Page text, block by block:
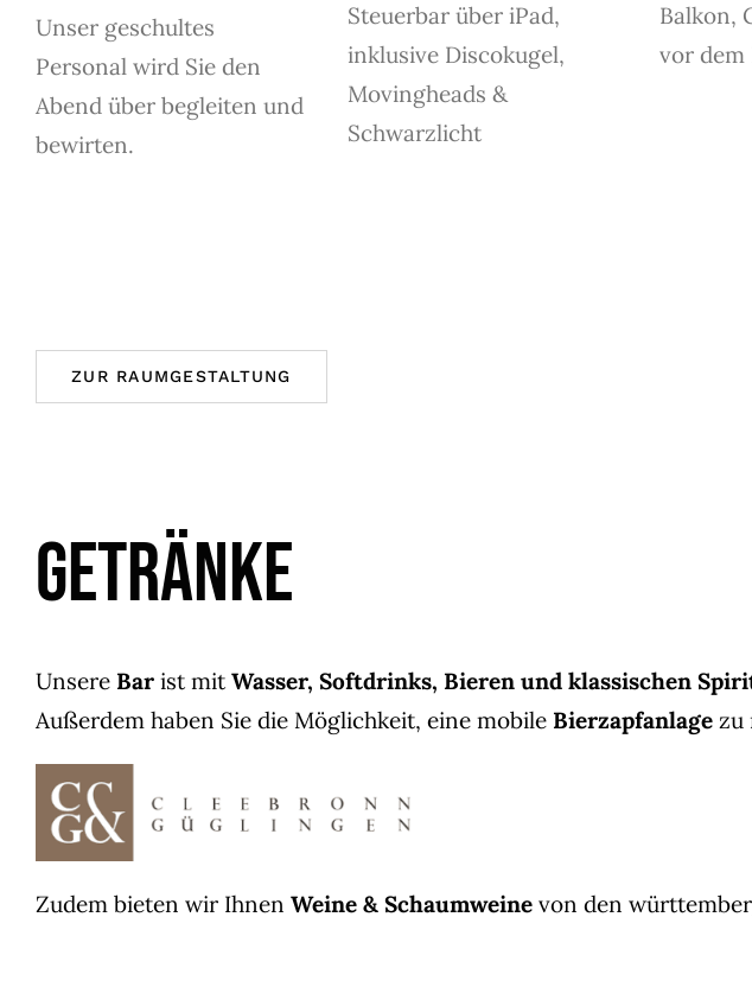
Unser geschultes
Personal wird Sie den
Abend über begleiten und
bewirten.
Steuerbar über iPad,
inklusive Discokugel,
Movingheads &
Schwarzlicht
Balkon,
vor dem
ZUR RAUMGESTALTUNG
Getränke
Unsere Bar ist mit Wasser, Softdrinks, Bieren und klassischen
Außerdem haben Sie die Möglichkeit, eine mobile Bierzapfanlage zu
Zudem bieten wir Ihnen Weine & Schaumweine von den